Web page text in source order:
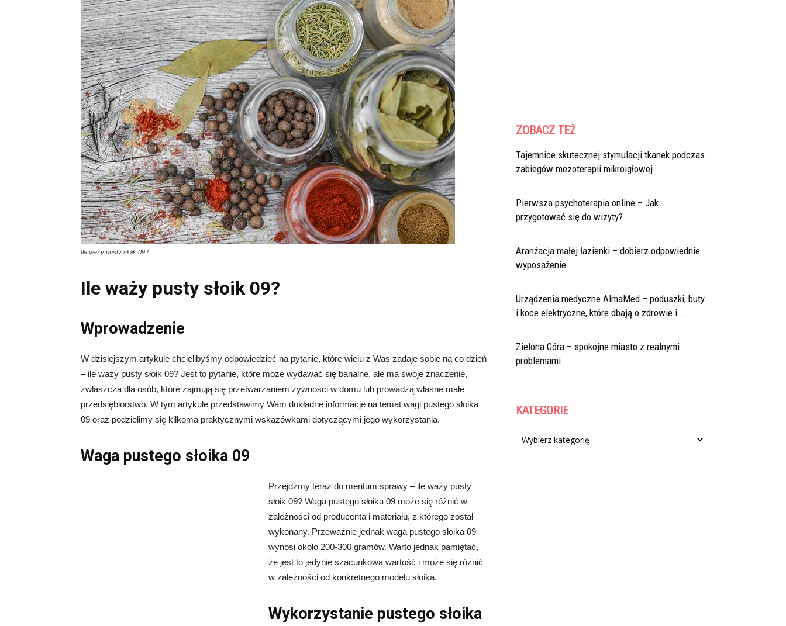
Ile waży pusty słoik 09?
Ile waży pusty słoik 09?
Wprowadzenie
W dzisiejszym artykule chcielibyśmy odpowiedzieć na pytanie, które wielu z Was zadaje sobie na co dzień
– ile waży pusty słoik 09? Jest to pytanie, które może wydawać się banalne, ale ma swoje znaczenie,
zwłaszcza dla osób, które zajmują się przetwarzaniem żywności w domu lub prowadzą własne małe
przedsiębiorstwo. W tym artykule przedstawimy Wam dokładne informacje na temat wagi pustego słoika
09 oraz podzielimy się kilkoma praktycznymi wskazówkami dotyczącymi jego wykorzystania.
Waga pustego słoika 09
Przejdźmy teraz do meritum sprawy – ile waży pusty
słoik 09? Waga pustego słoika 09 może się różnić w
zależności od producenta i materiału, z którego został
wykonany. Przeważnie jednak waga pustego słoika 09
wynosi około 200-300 gramów. Warto jednak pamiętać,
że jest to jedynie szacunkowa wartość i może się różnić
w zależności od konkretnego modelu słoika.
Wykorzystanie pustego słoika
ZOBACZ TEŻ
Tajemnice skutecznej stymulacji tkanek podczas
zabiegów mezoterapii mikroigłowej
Pierwsza psychoterapia online – Jak
przygotować się do wizyty?
Aranżacja małej łazienki – dobierz odpowiednie
wyposażenie
Urządzenia medyczne AlmaMed – poduszki, buty
i koce elektryczne, które dbają o zdrowie i...
Zielona Góra – spokojne miasto z realnymi
problemami
KATEGORIE
Kategorie